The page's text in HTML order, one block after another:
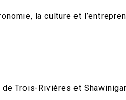
la culture et
Trois-Rivières et